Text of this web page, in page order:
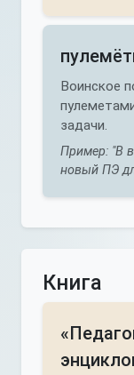
Воинское
задачи.
Пример: "В
новый ПЭ
Книга